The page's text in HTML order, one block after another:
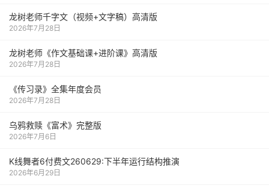
龙树老师千字文（视频+文字稿）高清版
2026年7月28日
龙树老师《作文基础课+进阶课》高清版
2026年7月28日
《传习录》全集年度会员
2026年7月28日
乌鸦救赎《富术》完整版
2026年7月6日
K线舞者6付费文260629:下半年运行结构推演
2026年6月29日